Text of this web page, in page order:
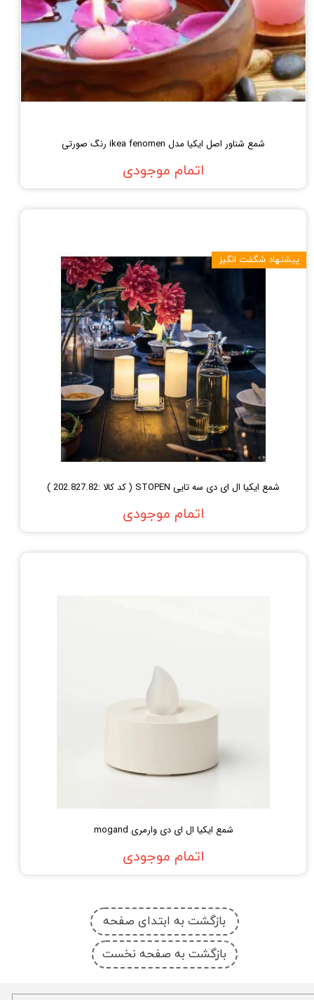
شمع شناور اصل ایکیا مدل ikea fenomen رنگ صورتی
اتمام موجودی
شمع ایکیا ال ای دی سه تایی STOPEN ( کد کالا :202.827.82 )
اتمام موجودی
پیشنهاد شگفت انگیز
شمع ایکیا ال ای دی وارمری mogand
اتمام موجودی
بازگشت به ابتدای صفحه
بازگشت به صفحه نخست